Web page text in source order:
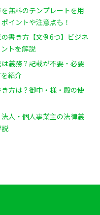
無料のテンプレートを用
イントや注意点も！
書き方【文例6つ】ビジネ
トを解説
義務？記載が不要・必要
紹介
方は？御中・様・殿の使
人・個人事業主の法律義